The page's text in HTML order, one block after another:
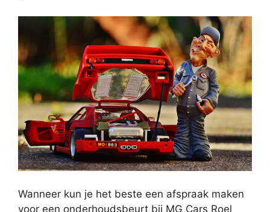
Wanneer kun je het beste een afspraak maken
voor een onderhoudsbeurt bij MG Cars Roel